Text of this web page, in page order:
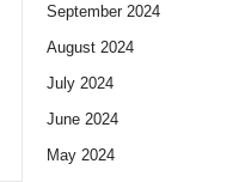
September 2024
August 2024
July 2024
June 2024
May 2024